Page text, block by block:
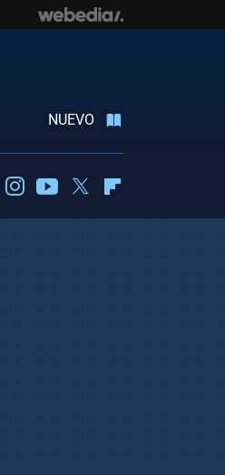
NUEVO
DiscordInstagramYoutubeTwitter